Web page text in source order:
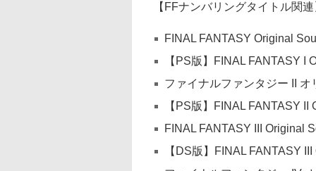
【FFナンバリングタイトル関連
FINAL FANTASY Original
【PS版】FINAL FANTASY I
ファイナルファンタジー II
【PS版】FINAL FANTASY II
FINAL FANTASY III Original
【DS版】FINAL FANTASY